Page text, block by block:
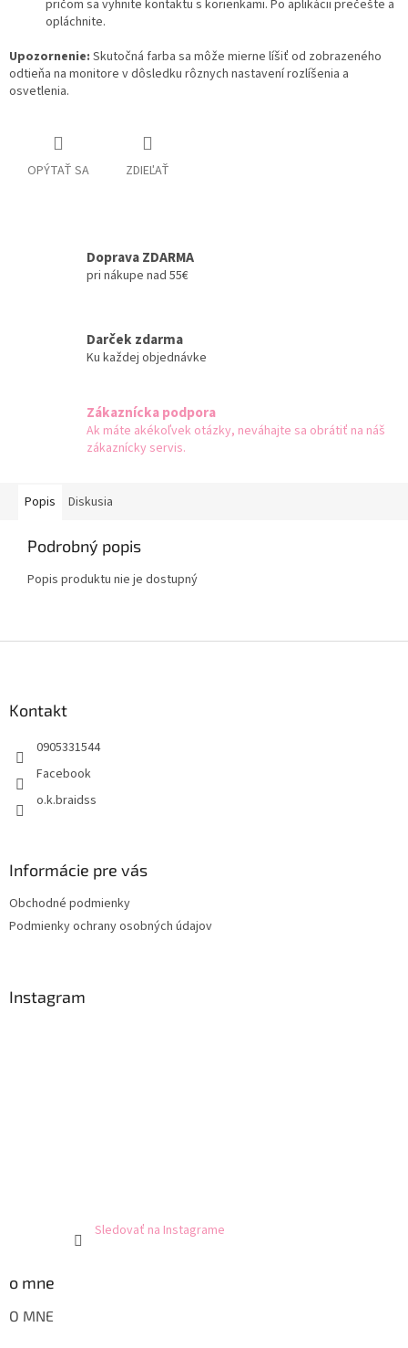
pričom sa vyhnite kontaktu s korienkami. Po aplikácii prečešte a
opláchnite.
Upozornenie: Skutočná farba sa môže mierne líšiť od zobrazeného
odtieňa na monitore v dôsledku rôznych nastavení rozlíšenia a
osvetlenia.
OPÝTAŤ SA ZDIEĽAŤ
Doprava ZDARMA
pri nákupe nad 55€
Darček zdarma
Ku každej objednávke
Zákaznícka podpora
Ak máte akékoľvek otázky, neváhajte sa obrátiť na náš
zákaznícky servis.
Popis Diskusia
Podrobný popis
Popis produktu nie je dostupný
Kontakt
0905331544
Facebook
o.k.braidss
Informácie pre vás
Obchodné podmienky
Podmienky ochrany osobných údajov
Instagram
Sledovať na Instagrame
o mne
O MNE